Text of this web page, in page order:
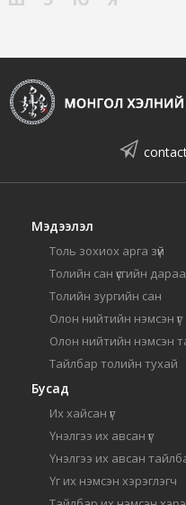
Мэдээлэл
Толь зохиох арга зүй
Толийн сан үсгийн
Толийн зургийн сан
Олон нийтийн нэмсэн үг
Олон нийтийн нэмсэн
Тайлбар толийн тухай
Бусад
Их хайсан үг
Үнэлгээ их авсан үг
Үнэлгээ их авсан
Үг их нэмсэн хэрэглэгч